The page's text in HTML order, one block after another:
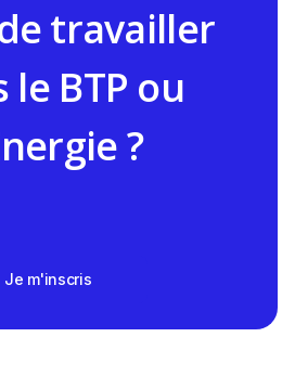
travailler
le BTP ou
?
Je m'inscris